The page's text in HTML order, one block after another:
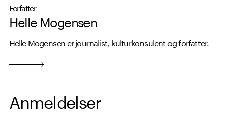
Forfatter
Helle Mogensen
Helle Mogensen er journalist, kulturkonsulent og forfatter.
Anmeldelser